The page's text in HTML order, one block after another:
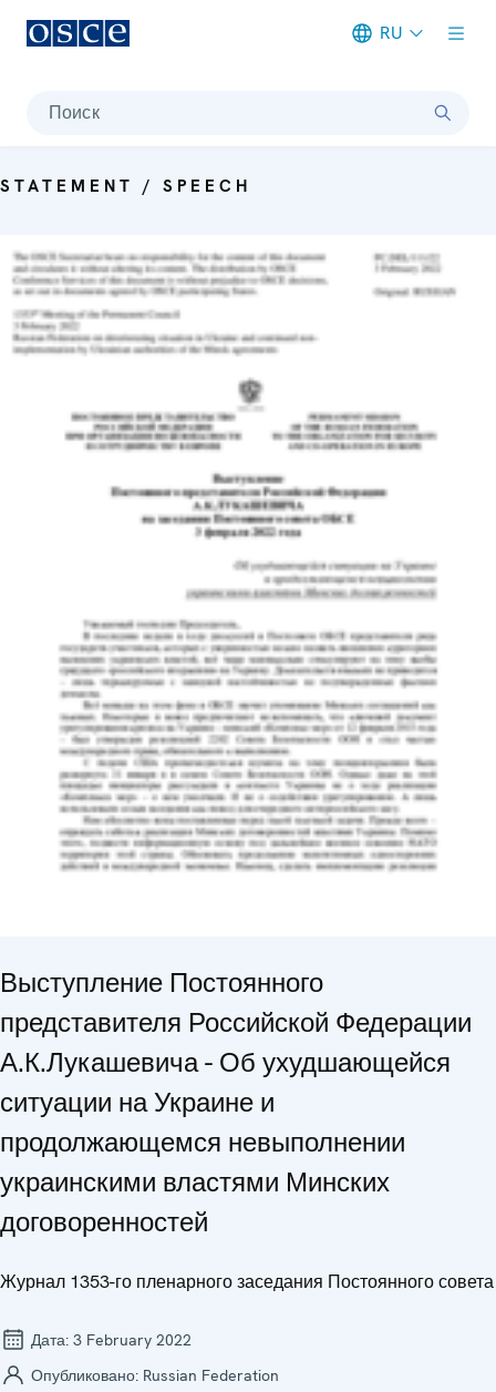
RU
Поиск
STATEMENT / SPEECH
Выступление Постоянного
представителя Российской Федерации
А.К.Лукашевича - Об ухудшающейся
ситуации на Украине и
продолжающемся невыполнении
украинскими властями Минских
договоренностей
Журнал 1353-го пленарного заседания Постоянного совета
Дата: 3 February 2022
Опубликовано: Russian Federation